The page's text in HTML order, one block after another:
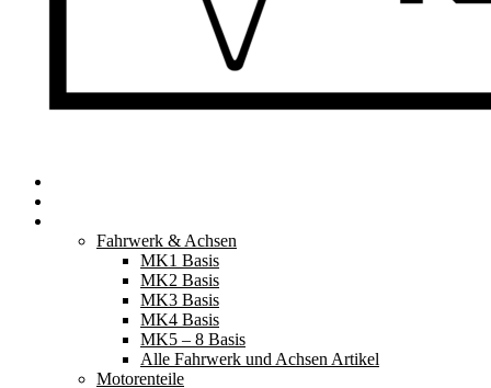
Fahrwerk & Achsen
MK1 Basis
MK2 Basis
MK3 Basis
MK4 Basis
MK5 – 8 Basis
Alle Fahrwerk und Achsen Artikel
Motorenteile